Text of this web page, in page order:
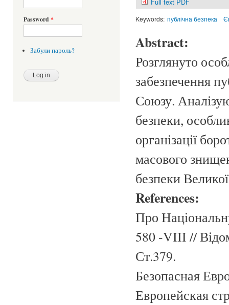
Password *
Забули пароль?
Keywords: публічна безпека
Abstract:
Розглянуто
забезпечення
Союзу.
безпеки,
організації
масового
безпеки
References:
Про
580 -VIII //
Ст.379.
Безопасная
Европейская